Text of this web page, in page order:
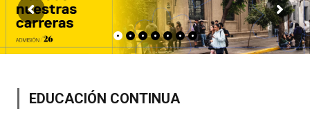
EDUCACIÓN CONTINUA